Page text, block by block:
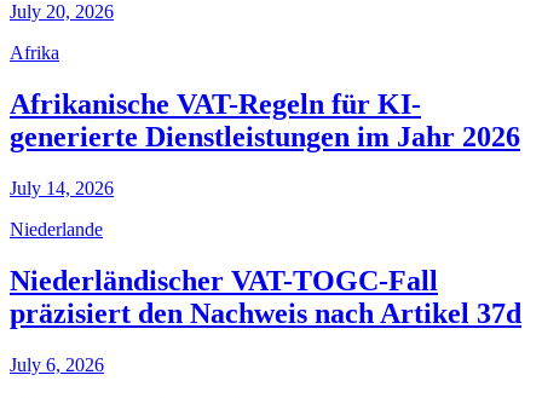
July 20, 2026
Afrika
Afrikanische VAT-Regeln für KI-
generierte Dienstleistungen im Jahr 2026
July 14, 2026
Niederlande
Niederländischer VAT-TOGC-Fall
präzisiert den Nachweis nach Artikel 37d
July 6, 2026